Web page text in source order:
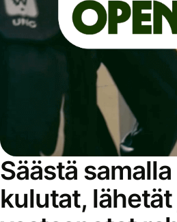
Säästä
kulutat, lähetät